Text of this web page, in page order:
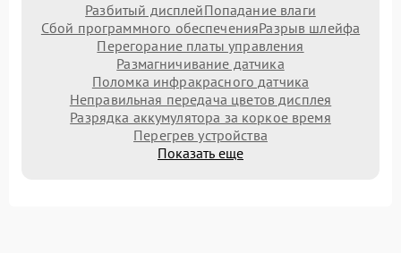
Разбитый дисплейПопадание влаги
Сбой программного обеспеченияРазрыв шлейфа
Перегорание платы управления
Размагничивание датчика
Поломка инфракрасного датчика
Неправильная передача цветов дисплея
Разрядка аккумулятора за коркое время
Перегрев устройства
Показать еще